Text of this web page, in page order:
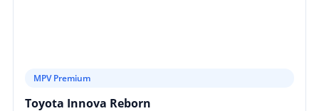
MPV Premium
Toyota Innova Reborn